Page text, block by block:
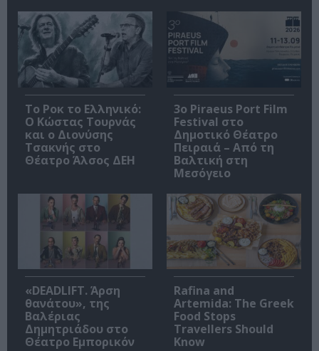
Το Ροκ το Ελληνικό:
Ο Κώστας Τουρνάς
και ο Διονύσης
Τσακνής στο
Θέατρο Άλσος ΔΕΗ
3o Piraeus Port Film
Festival στο
Δημοτικό Θέατρο
Πειραιά – Από τη
Βαλτική στη
Μεσόγειο
«DEADLIFT. Άρση
θανάτου», της
Βαλέριας
Δημητριάδου στο
Θέατρο Εμπορικόν
Rafina and
Artemida: The Greek
Food Stops
Travellers Should
Know